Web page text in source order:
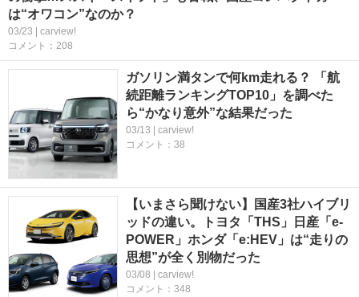
は“オワコン”なのか？
03/23 | carview!
コメント：208
ガソリン満タンで何km走れる？ 「航
続距離ランキングTOP10」を調べた
ら“かなり意外”な結果だった
03/13 | carview!
コメント：38
【いまさら聞けない】国産3社ハイブリ
ッドの違い。トヨタ「THS」日産「e-
POWER」ホンダ「e:HEV」は“走りの
思想”が全く別物だった
03/08 | carview!
コメント：348